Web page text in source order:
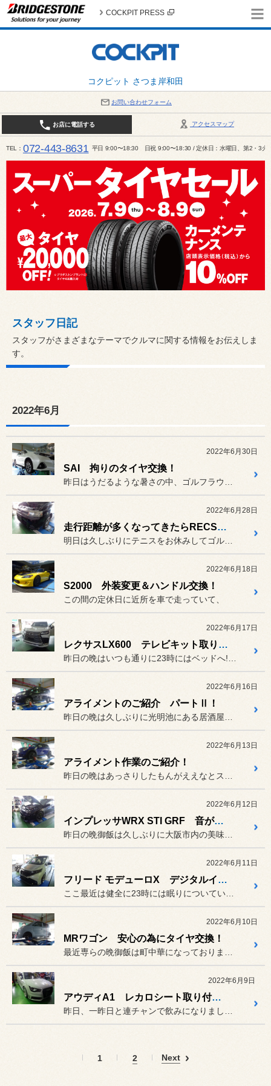
コクピット さつま岸和田
COCKPIT PRESS
お問い合わせフォーム
アクセスマップ
お店に電話する
TEL 072-443-8631 平日 9:00〜18:30 日祝 9:00〜18:30 / 定休日：水曜日、第2・3火
スタッフ日記
スタッフがさまざまなテーマでクルマに関する情報をお伝えしま
す。
2022年6月
2022年6月30日
SAI 拘りのタイヤ交換！
2022年6月28日
走行距離が多くなってきたらRECSがオススメ！
2022年6月18日
S2000 外装変更＆ハンドル交換！
この間の定休日に近所を車で走っていて、
2022年6月17日
レクサスLX600 テレビキット取りつけ！
2022年6月16日
アライメントのご紹介 パートⅡ！
2022年6月13日
アライメント作業のご紹介！
2022年6月12日
インプレッサWRX STI GRF 音が微妙なあれを交換！
2022年6月11日
フリード モデューロX デジタルインナーミラー取り付け！
2022年6月10日
MRワゴン 安心の為にタイヤ交換！
2022年6月9日
アウディA1 レカロシート取り付け編！
1 2 Next